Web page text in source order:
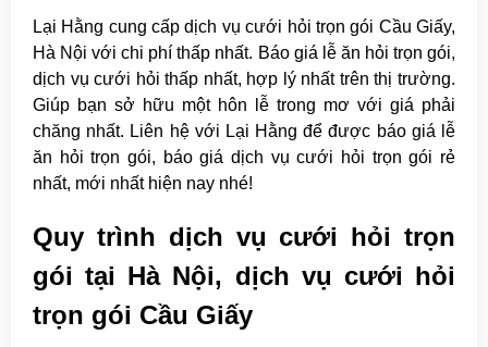
Lại Hằng cung cấp dịch vụ cưới hỏi trọn gói Cầu Giấy,
Hà Nội với chi phí thấp nhất. Báo giá lễ ăn hỏi trọn gói,
dịch vụ cưới hỏi thấp nhất, hợp lý nhất trên thị trường.
Giúp bạn sở hữu một hôn lễ trong mơ với giá phải
chăng nhất. Liên hệ với Lại Hằng để được báo giá lễ
ăn hỏi trọn gói, báo giá dịch vụ cưới hỏi trọn gói rẻ
nhất, mới nhất hiện nay nhé!
Quy trình dịch vụ cưới hỏi trọn
gói tại Hà Nội, dịch vụ cưới hỏi
trọn gói Cầu Giấy